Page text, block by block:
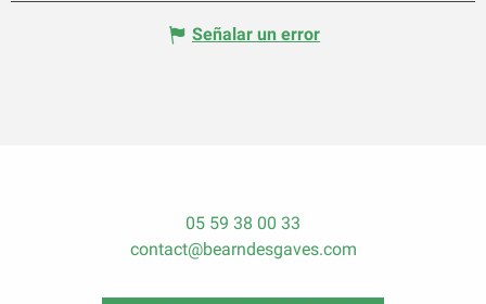
Señalar un error
05 59 38 00 33
contact@bearndesgaves.com